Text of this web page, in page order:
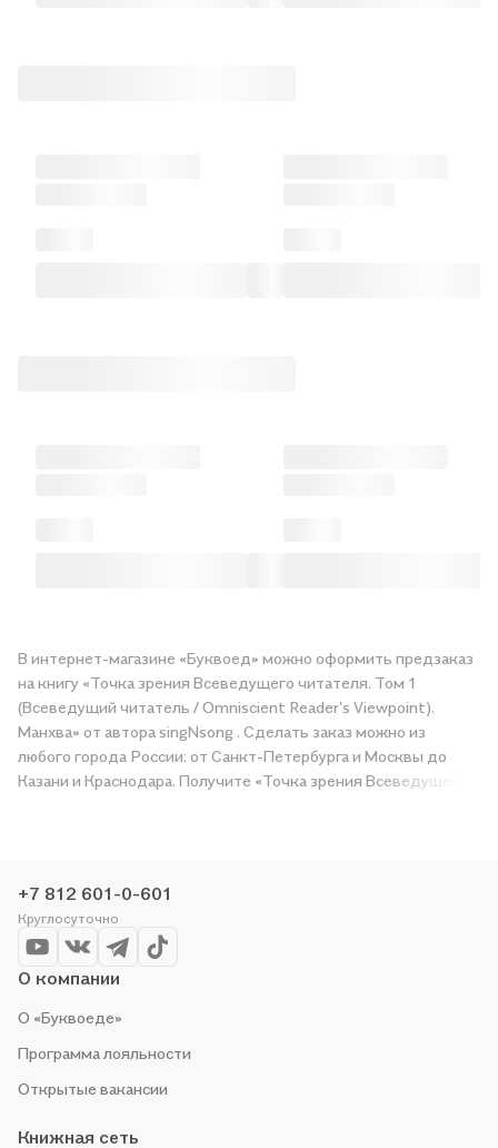
В интернет-магазине «Буквоед» можно оформить предзаказ
на книгу «Точка зрения Всеведущего читателя. Том 1
(Всеведущий читатель / Omniscient Reader's Viewpoint).
Манхва» от автора singNsong . Сделать заказ можно из
любого города России: от Санкт-Петербурга и Москвы до
Казани и Краснодара. Получите «Точка зрения Всеведущего
Например, организуем конкурсы и проводим акции.
Оставайтесь с нами, чтобы не упустить выгоду!
+7 812 601-0-601
Круглосуточно
О компании
О «Буквоеде»
Программа лояльности
Открытые вакансии
Книжная сеть